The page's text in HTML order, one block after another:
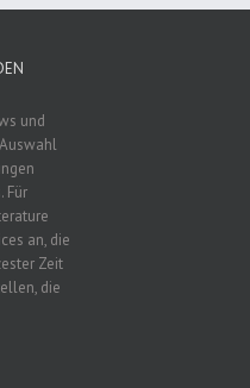
und
Für
an, die
Zeit
die